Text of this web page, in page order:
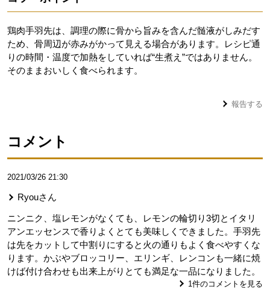
鶏肉手羽先は、調理の際に骨から旨みを含んだ髄液がしみだす
ため、骨周辺が赤みがかって見える場合があります。レシピ通
りの時間・温度で加熱をしていれば“生煮え”ではありません。
そのままおいしく食べられます。
報告する
コメント
2021/03/26 21:30
Ryouさん
ニンニク、塩レモンがなくても、レモンの輪切り3切とイタリ
アンエッセンスで香りよくとても美味しくできました。手羽先
は先をカットして中割りにすると火の通りもよく食べやすくな
ります。かぶやブロッコリー、エリンギ、レンコンも一緒に焼
けば付け合わせも出来上がりとても満足な一品になりました。
1件のコメントを見る